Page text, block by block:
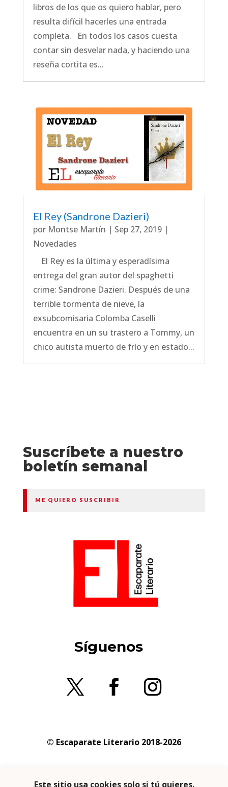
libros de los que os quiero hablar, pero
resulta difícil hacerles una entrada
completa. En todos los casos cuesta
contar sin desvelar nada, y haciendo una
reseña cortita es...
El Rey (Sandrone Dazieri)
por Montse Martín | Sep 27, 2019|
Novedades
El Rey es la última y esperadísima
entrega del gran autor del spaghetti
crime: Sandrone Dazieri. Después de una
terrible tormenta de nieve, la
exsubcomisaria Colomba Caselli
encuentra en un su trastero a Tommy, un
chico autista muerto de frío y en estado...
Suscríbete a nuestro
boletín semanal
ME QUIERO SUSCRIBIR
Síguenos
© Escaparate Literario 2018-2026